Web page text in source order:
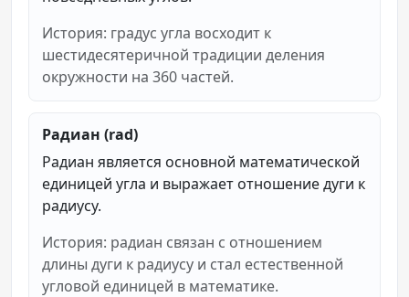
История: градус угла восходит к
шестидесятеричной традиции деления
окружности на 360 частей.
Радиан (rad)
Радиан является основной математической
единицей угла и выражает отношение дуги к
радиусу.
История: радиан связан с отношением
длины дуги к радиусу и стал естественной
угловой единицей в математике.